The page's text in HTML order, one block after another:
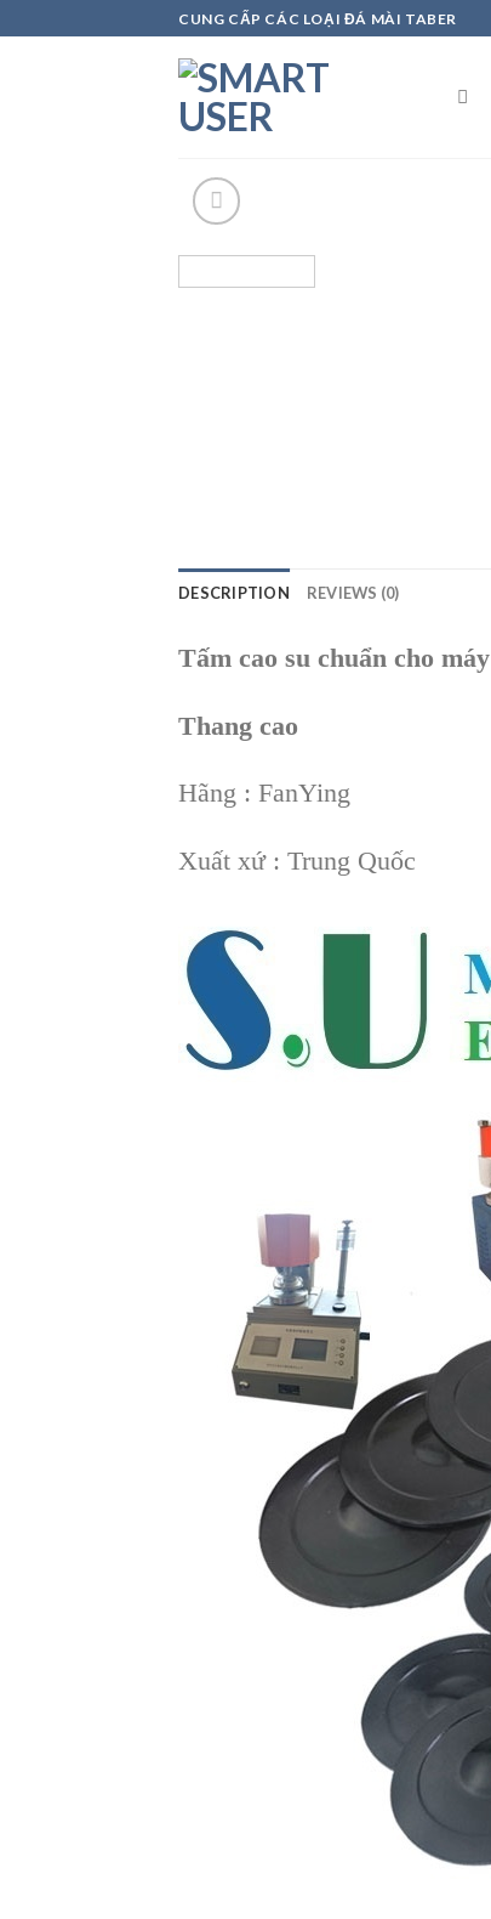
to
CUNG CẤP CÁC LOẠI ĐÁ MÀI TABER
DESCRIPTION REVIEWS (0)
Tấm cao su chuẩn cho
Thang cao
Hãng : FanYing
Xuất xứ : Trung Quốc